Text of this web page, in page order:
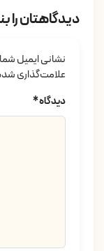
دیدگاهتان را
نشانی ایمیل
علامت‌گذاری
دیدگاه*